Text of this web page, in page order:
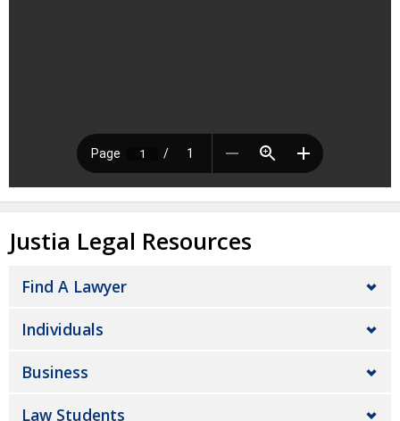
Justia Legal Resources
Find A Lawyer
Individuals
Business
Law Students